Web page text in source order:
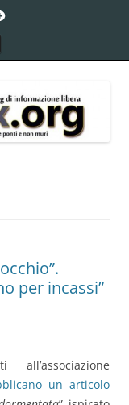
per incassi”
all’associazione
un articolo